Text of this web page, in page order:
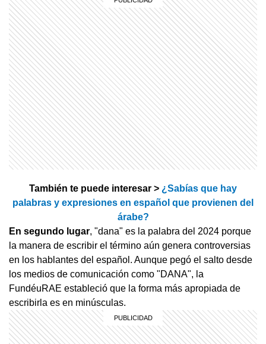
También te puede interesar > ¿Sabías que hay
palabras y expresiones en español que provienen del
árabe?
En segundo lugar, "dana" es la palabra del 2024 porque
la manera de escribir el término aún genera controversias
en los hablantes del español. Aunque pegó el salto desde
los medios de comunicación como "DANA", la
FundéuRAE estableció que la forma más apropiada de
escribirla es en minúsculas.